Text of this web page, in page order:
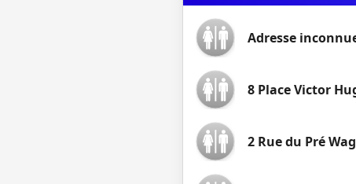
Adresse
8 Place Victor
2 Rue du Pré